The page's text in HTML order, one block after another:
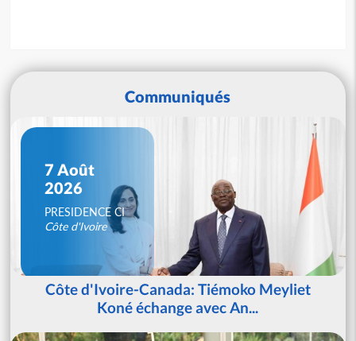
Communiqués
7 Août
2026
PRESIDENCE CI
Côte d'Ivoire
Côte d'Ivoire-Canada: Tiémoko Meyliet
Koné échange avec An...